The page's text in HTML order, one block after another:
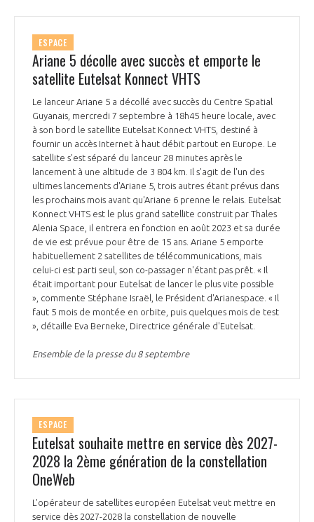
NOTRE VISION
NOS MISSIONS
NOTRE HISTOIRE
ORGANISATION
LE CONSEIL DU GIFAS
L’ÉQUIPE DU GIFAS
NOS RÉSEAUX À L'INTERNATIONAL
FONCTIONNEMENT
GEADS
COMITÉ AERO PME
STARTAIR
COMMISSIONS ET COMITÉS
ACCOMPAGNEMENT DE NOS ADHÉRENTS
LES PROGRAMMES DU GIFAS
UN ÉCOSYSTÈME INTÉGRÉ ET COHÉRENT
POURQUOI DEVENIR MEMBRE ?
LA MÉDIATION
LA MÉDIATION DANS LA FILIÈRE AÉRONAUTIQUE ET SPATIALE
LE MÉDIATEUR DE LA FILIÈRE AÉRONAUTIQUE ET SPATIALE
MÉDIATION ET CHARTE D’ENGAGEMENT SUR LES RELATIONS ENTRE
CLIENTS ET FOURNISSEURS
LA MÉDIATION AU-DELÀ DE LA FILIÈRE AÉRONAUTIQUE ET SPATIALE
PRENDRE CONTACT AVEC LE MÉDIATEUR DE LA FILIÈRE
LE SALON DU BOURGET
L'OBSERVATOIRE
CHIFFRES CLÉS
LES ENJEUX
COMPÉTITIVITÉ
EMPLOI & FORMATION
ENVIRONNEMENT
LES PUBLICATIONS
DOCUMENTS & BROCHURES
RAPPORTS D'ACTIVITÉS
1 2 3
4
12
20 22
ESPACE
Ariane 5 décolle avec succès et emporte le
satellite Eutelsat Konnect VHTS
Le lanceur Ariane 5 a décollé avec succès du Centre Spatial
Guyanais, mercredi 7 septembre à 18h45 heure locale, avec
à son bord le satellite Eutelsat Konnect VHTS, destiné à
fournir un accès Internet à haut débit partout en Europe. Le
satellite s'est séparé du lanceur 28 minutes après le
lancement à une altitude de 3 804 km. Il s'agit de l'un des
ultimes lancements d'Ariane 5, trois autres étant prévus dans
les prochains mois avant qu'Ariane 6 prenne le relais. Eutelsat
Konnect VHTS est le plus grand satellite construit par Thales
Alenia Space, il entrera en fonction en août 2023 et sa durée
de vie est prévue pour être de 15 ans. Ariane 5 emporte
habituellement 2 satellites de télécommunications, mais
celui-ci est parti seul, son co-passager n'étant pas prêt. « Il
était important pour Eutelsat de lancer le plus vite possible
», commente Stéphane Israël, le Président d'Arianespace. « Il
faut 5 mois de montée en orbite, puis quelques mois de test
», détaille Eva Berneke, Directrice générale d'Eutelsat.
Ensemble de la presse du 8 septembre
ESPACE
Eutelsat souhaite mettre en service dès 2027-
2028 la 2ème génération de la constellation
OneWeb
L'opérateur de satellites européen Eutelsat veut mettre en
service dès 2027-2028 la constellation de nouvelle
Découvrez les avantages d'adhérer au GIFAS.
Rencontres, salons, données sectorielles,
programmes ...
DEMANDE D’ADHÉSION